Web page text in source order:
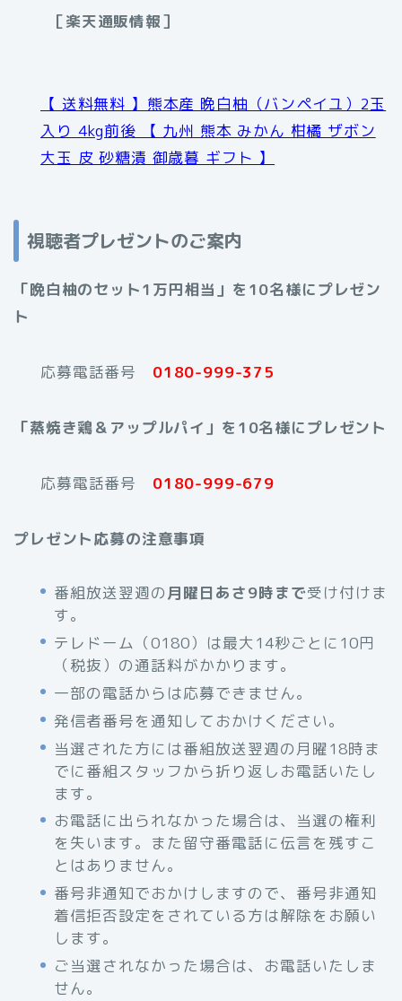
［楽天通販情報］
【 送料無料 】熊本産 晩白柚（バンペイユ）2玉
入り 4kg前後 【 九州 熊本 みかん 柑橘 ザボン
大玉 皮 砂糖漬 御歳暮 ギフト 】
視聴者プレゼントのご案内
「晩白柚のセット1万円相当」を10名様にプレゼン
ト
応募電話番号 0180-999-375
「蒸焼き鶏＆アップルパイ」を10名様にプレゼント
応募電話番号 0180-999-679
プレゼント応募の注意事項
番組放送翌週の月曜日あさ9時まで受け付けま
す。
テレドーム（0180）は最大14秒ごとに10円
（税抜）の通話料がかかります。
一部の電話からは応募できません。
発信者番号を通知しておかけください。
当選された方には番組放送翌週の月曜18時ま
でに番組スタッフから折り返しお電話いたし
ます。
お電話に出られなかった場合は、当選の権利
を失います。また留守番電話に伝言を残すこ
とはありません。
番号非通知でおかけしますので、番号非通知
着信拒否設定をされている方は解除をお願い
します。
ご当選されなかった場合は、お電話いたしま
せん。